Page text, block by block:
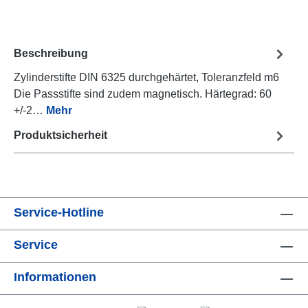
Beschreibung
Zylinderstifte DIN 6325 durchgehärtet, Toleranzfeld m6
Die Passstifte sind zudem magnetisch. Härtegrad: 60
+/-2… Mehr
Produktsicherheit
Service-Hotline
Service
Informationen